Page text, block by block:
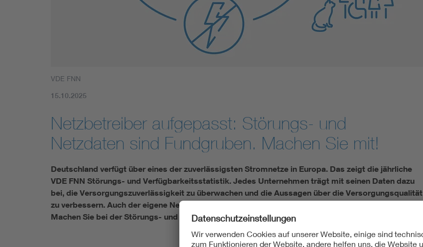
Innovative Netztechnologien
VDE FNN
15.10.2025
Netzbetreiber aufgepasst: Störungs- und
Netzdaten sind Fundgruben. Machen Sie mit!
Deutschland verfügt über eines der zuverlässigsten Stromnetze in Europa. Das zeigt die jährliche
VDE FNN Störungs- und Verfügbarkeitsstatistik. Jedes Unternehmen trägt mit seinen Daten dazu
bei, die Versorgungszuverlässigkeit zu überwachen und die Aussagen über die Versorgungsqualität
zu verbessern. Auch der eigene Netzbetrieb und das Assetmanagement lassen sich optimieren.
Machen Sie bei der Störungs- und Verfügbarkeitsstatistik mit und melden Sie sich an!